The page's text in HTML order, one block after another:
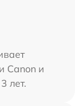
Canon и
лет.